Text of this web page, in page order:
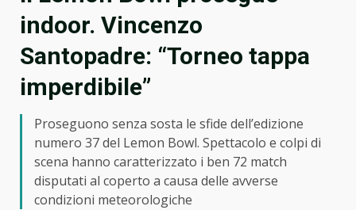
indoor. Vincenzo
Santopadre: “Torneo tappa
imperdibile”
Proseguono senza sosta le sfide dell’edizione
numero 37 del Lemon Bowl. Spettacolo e colpi di
scena hanno caratterizzato i ben 72 match
disputati al coperto a causa delle avverse
condizioni meteorologiche